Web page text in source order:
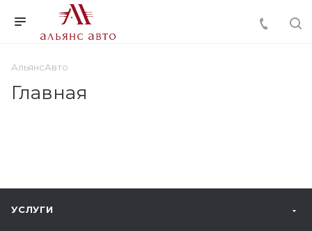
АльянсАвто
Главная
УСЛУГИ